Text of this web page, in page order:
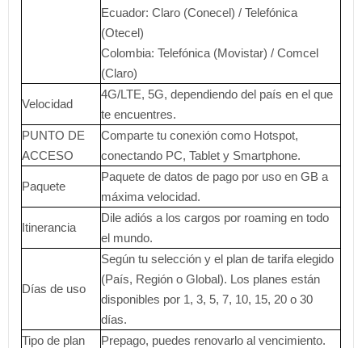
Ecuador: Claro (Conecel) / Telefónica
(Otecel)
Colombia: Telefónica (Movistar) / Comcel
(Claro)
Velocidad
4G/LTE, 5G, dependiendo del país en el que
te encuentres.
PUNTO DE
ACCESO
Comparte tu conexión como Hotspot,
conectando PC, Tablet y Smartphone.
Paquete
Paquete de datos de pago por uso en GB a
máxima velocidad.
Itinerancia
Dile adiós a los cargos por roaming en todo
el mundo.
Días de uso
Según tu selección y el plan de tarifa elegido
(País, Región o Global). Los planes están
disponibles por 1, 3, 5, 7, 10, 15, 20 o 30
días.
Tipo de plan
Prepago, puedes renovarlo al vencimiento.